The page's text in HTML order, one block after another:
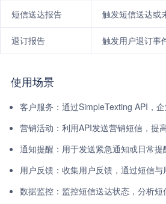
短信送达报告 触发短信送达或
退订报告 触发用户退订事
使用场景
客户服务：通过SimpleTexting API，
营销活动：利用API发送营销短信，提
通知提醒：用于发送紧急通知或日常
用户反馈：收集用户反馈，通过短信
数据监控：监控短信送达状态，分析